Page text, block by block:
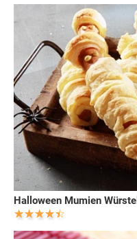
Halloween Mumien Würstel